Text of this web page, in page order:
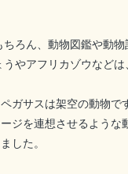
ろん、動物図鑑や動
やアフリカゾウなど
ガサスは架空の動物で
ジを連想させるような
した。